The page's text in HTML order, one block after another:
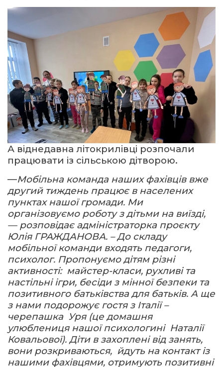
А віднедавна літокрилівці розпочали
працювати із сільською дітворою.
—Мобільна команда наших фахівців вже
другий тиждень працює в населених
пунктах нашої громади. Ми
організовуємо роботу з дітьми на виїзді,
— розповідає адміністраторка проєкту
Юлія ГРАЖДАНОВА. – До складу
мобільної команди входять педагоги,
психолог. Пропонуємо дітям різні
активності: майстер-класи, рухливі та
настільні ігри, бесіди з мінної безпеки та
позитивного батьківства для батьків. А ще
з нами подорожує гостя з Італії –
черепашка Уря (це домашня
улюблениця нашої психологині Наталії
Ковальової). Діти в захоплені від занять,
вони розкриваються, йдуть на контакт із
нашими фахівцями, отримують позитивні